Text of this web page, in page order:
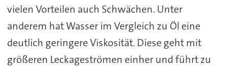
vielen Vorteilen auch Schwächen. Unter
anderem hat Wasser im Vergleich zu Öl eine
deutlich geringere Viskosität. Diese geht mit
größeren Leckageströmen einher und führt zu